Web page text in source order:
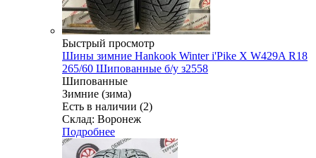
Быстрый просмотр
Шины зимние Hankook Winter i'Pike X W429A R18
265/60 Шипованные б/у з2558
Шипованные
Зимние (зима)
Есть в наличии (2)
Склад: Воронеж
Подробнее